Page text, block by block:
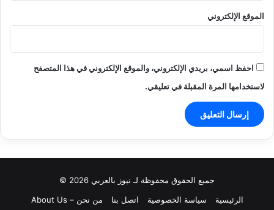
الموقع الإلكتروني
احفظ اسمي، بريدي الإلكتروني، والموقع الإلكتروني في هذا المتصفح
لاستخدامها المرة المقبلة في تعليقي.
جميع الحقوق محفوظة لـ نيوز بالعربي 2026 ©
الرئيسية
سياسة الخصوصية اتصل بنا من نحن – About Us